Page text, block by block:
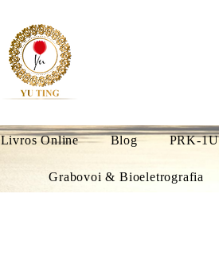
Livros Online Blog PRK-1U
Grabovoi & Bioeletrografia